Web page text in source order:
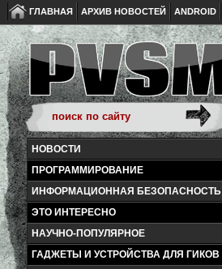
ГЛАВНАЯ АРХИВ НОВОСТЕЙ ANDROID
НОВОСТИ
ПРОГРАММИРОВАНИЕ
ИНФОРМАЦИОННАЯ БЕЗОПАСНОСТЬ
ЭТО ИНТЕРЕСНО
НАУЧНО-ПОПУЛЯРНОЕ
ГАДЖЕТЫ И УСТРОЙСТВА ДЛЯ ГИКОВ